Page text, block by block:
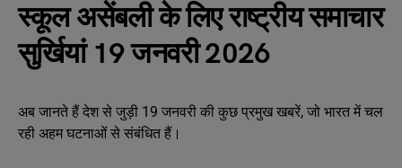
स्कूल असेंबली के लिए राष्ट्रीय समाचार
सुर्खियां 19 जनवरी 2026
अब जानते हैं देश से जुड़ी 19 जनवरी की कुछ प्रमुख खबरें, जो भारत में चल
रही अहम घटनाओं से संबंधित हैं।